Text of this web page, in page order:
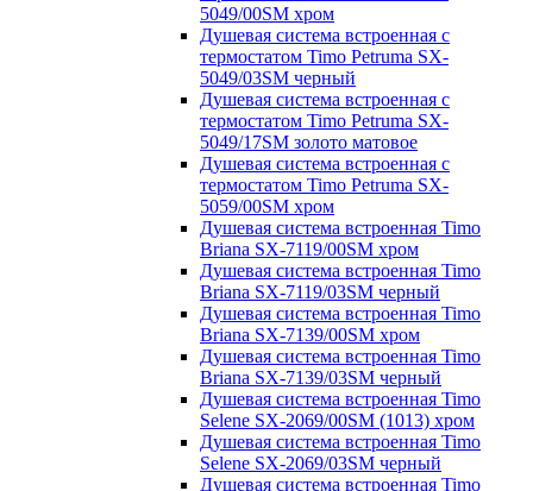
5049/00SM хром
Душевая система встроенная с
термостатом Timo Petruma SX-
5049/03SM черный
Душевая система встроенная с
термостатом Timo Petruma SX-
5049/17SM золото матовое
Душевая система встроенная с
термостатом Timo Petruma SX-
5059/00SM хром
Душевая система встроенная Timo
Briana SX-7119/00SM хром
Душевая система встроенная Timo
Briana SX-7119/03SM черный
Душевая система встроенная Timo
Briana SX-7139/00SM хром
Душевая система встроенная Timo
Briana SX-7139/03SM черный
Душевая система встроенная Timo
Selene SX-2069/00SM (1013) хром
Душевая система встроенная Timo
Selene SX-2069/03SM черный
Душевая система встроенная Timo